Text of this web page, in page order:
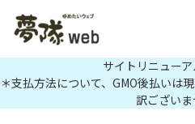
サイトリニューア
＊支払方法について、GMO後払いは
訳ございま